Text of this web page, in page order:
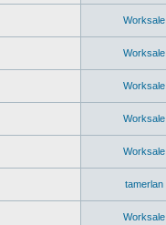
Worksale
Worksale
Worksale
Worksale
Worksale
tamerlan
Worksale